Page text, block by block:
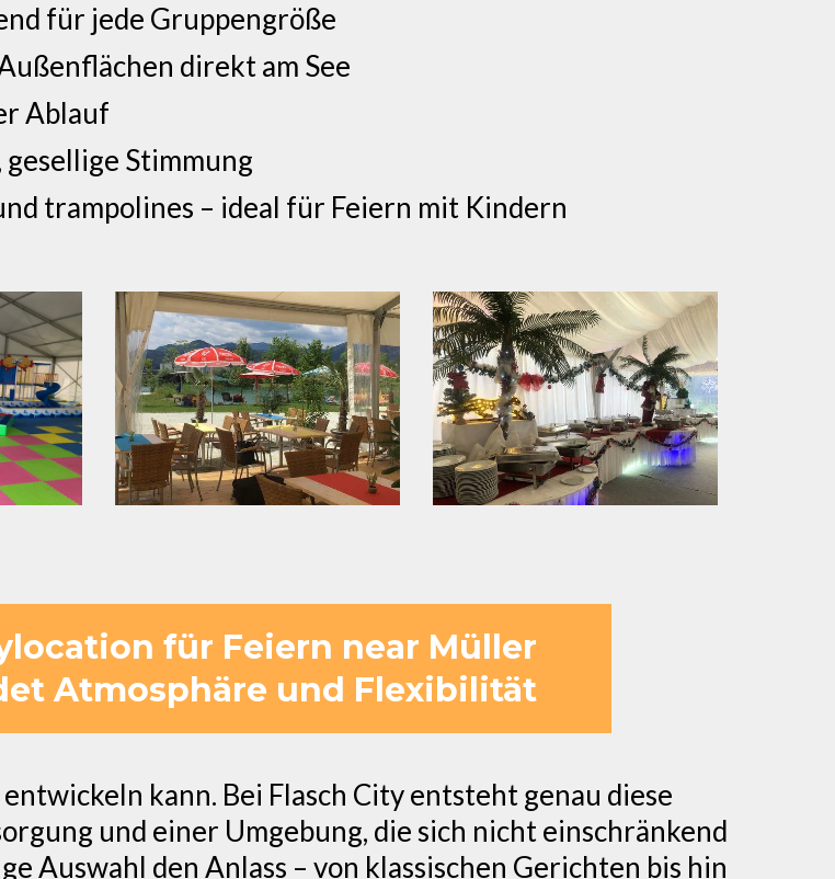
für jede Gruppengröße
direkt am See
Ablauf
Stimmung
trampolines – ideal für Feiern mit Kindern
für Feiern near Müller
Atmosphäre und Flexibilität
kann. Bei Flasch City entsteht genau diese
und einer Umgebung, die sich nicht einschränkend
Auswahl den Anlass – von klassischen Gerichten bis hin